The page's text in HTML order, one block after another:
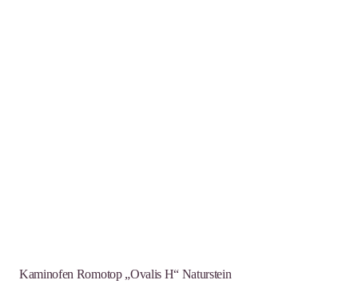
Kaminofen Romotop „Ovalis H“ Naturstein